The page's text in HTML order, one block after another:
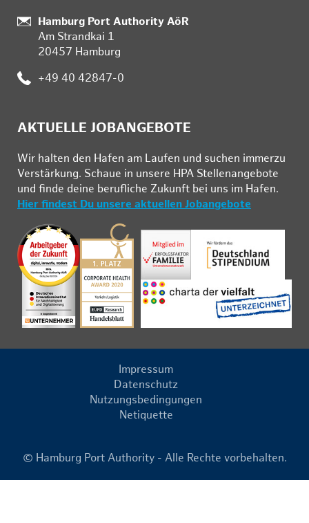
Standort:
Hamburg Port Authority AöR
Am Strandkai 1
20457 Hamburg
Telefon:
+49 40 42847-0
AKTUELLE JOBANGEBOTE
Wir hal­ten den Ha­fen am Lau­fen und su­chen im­mer­zu
Ver­stär­kung. Schau­e in un­se­re HPA Stel­len­an­ge­bo­te
und fin­de deine be­ruf­li­che Zu­kunft bei uns im Ha­fen.
Hier findest Du unsere aktuellen Jobangebote
Impressum
Datenschutz
Nutzungsbedingungen
Netiquette
© Hamburg Port Authority - Alle Rechte vorbehalten.